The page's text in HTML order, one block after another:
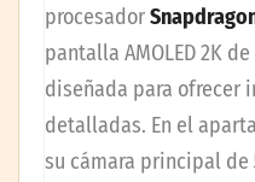
procesador
pantalla AMOLED 2K de
diseñada para ofrecer
detalladas. En el
su cámara principal de